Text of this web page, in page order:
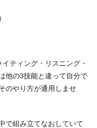
ティング・リスニング・
他の3技能と違って自分で
のやり方が通用しませ
で組み立てなおしていて